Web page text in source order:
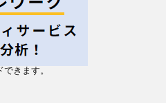
きます。